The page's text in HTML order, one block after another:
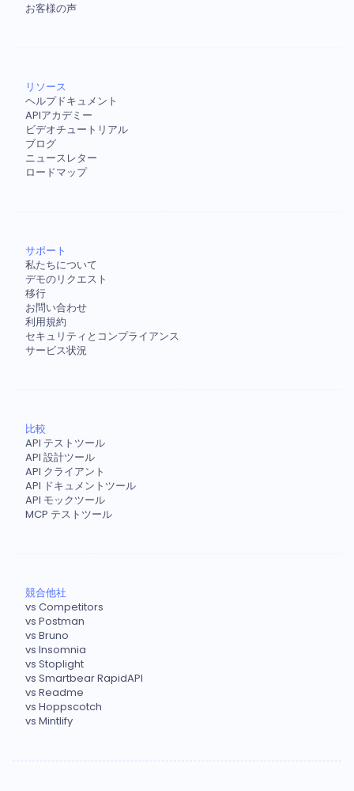
お客様の声
リソース
ヘルプドキュメント
APIアカデミー
ビデオチュートリアル
ブログ
ニュースレター
ロードマップ
サポート
私たちについて
デモのリクエスト
移行
お問い合わせ
利用規約
セキュリティとコンプライアンス
サービス状況
比較
API テストツール
API 設計ツール
API クライアント
API ドキュメントツール
API モックツール
MCP テストツール
競合他社
vs Competitors
vs Postman
vs Bruno
vs Insomnia
vs Stoplight
vs Smartbear RapidAPI
vs Readme
vs Hoppscotch
vs Mintlify